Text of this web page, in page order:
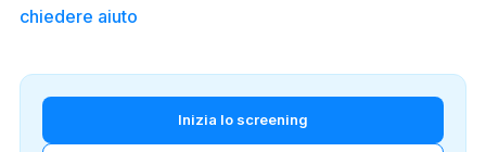
chiedere aiuto
Inizia lo screening